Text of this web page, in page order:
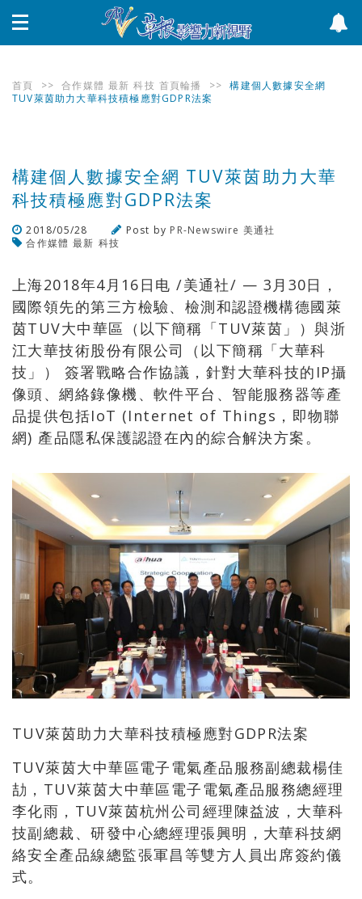
首頁 >> 合作媒體 最新 科技 首頁輪播 >>
構建個人數據安全網
TUV萊茵助力大華科技積極應對GDPR法案
構建個人數據安全網 TUV萊茵助力大華
科技積極應對GDPR法案
2018/05/28 Post by PR-Newswire 美通社
合作媒體 最新 科技
上海2018年4月16日电 /美通社/ — 3月30日，
國際領先的第三方檢驗、檢測和認證機構德國萊
茵TUV大中華區（以下簡稱「TUV萊茵」）與浙
江大華技術股份有限公司（以下簡稱「大華科
技」） 簽署戰略合作協議，針對大華科技的IP攝
像頭、網絡錄像機、軟件平台、智能服務器等產
品提供包括IoT (Internet of Things，即物聯
網) 產品隱私保護認證在內的綜合解決方案。
TUV萊茵助力大華科技積極應對GDPR法案
TUV萊茵大中華區電子電氣產品服務副總裁楊佳
劼，TUV萊茵大中華區電子電氣產品服務總經理
李化雨，TUV萊茵杭州公司經理陳益波，大華科
技副總裁、研發中心總經理張興明，大華科技網
絡安全產品線總監張軍昌等雙方人員出席簽約儀
式。